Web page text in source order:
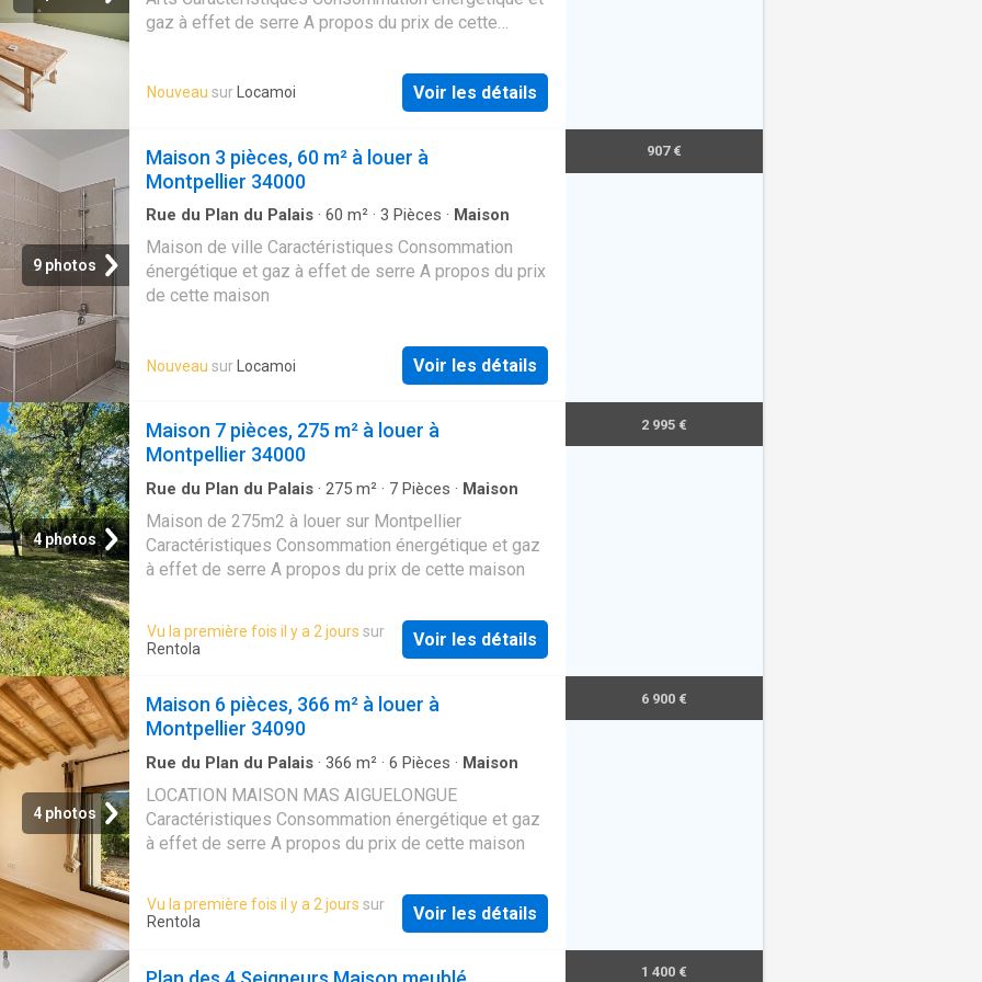
gaz à effet de serre A propos du prix de cette
Nouveau sur Locamoi Voir les détails
9 photos
Maison 3 pièces, 60 m² à louer à
Montpellier 34000
Rue du Plan du Palais · 60 m² · 3 Pièces · Maison
Maison de ville Caractéristiques Consommation
énergétique et gaz à effet de serre A propos du prix
de cette maison
Nouveau sur Locamoi Voir les détails
907 €
4 photos
Maison 7 pièces, 275 m² à louer à
Montpellier 34000
Rue du Plan du Palais · 275 m² · 7 Pièces · Maison
Maison de 275m2 à louer sur Montpellier
Caractéristiques Consommation énergétique et gaz
à effet de serre A propos du prix de cette maison
Vu la première fois il y a 2 jours sur
Rentola
Voir les détails
2 995 €
4 photos
Maison 6 pièces, 366 m² à louer à
Montpellier 34090
Rue du Plan du Palais · 366 m² · 6 Pièces · Maison
LOCATION MAISON MAS AIGUELONGUE
Caractéristiques Consommation énergétique et gaz
à effet de serre A propos du prix de cette maison
Vu la première fois il y a 2 jours sur
Rentola
Voir les détails
6 900 €
1 400 €